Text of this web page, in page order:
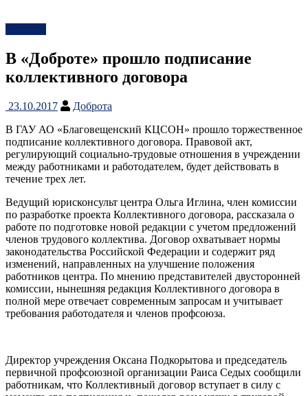
В «Доброте» прошло подписание
коллективного договора
23.10.2017
Доброта
В ГАУ АО «Благовещенский КЦСОН» прошло торжественное
подписание коллективного договора. Правовой акт,
регулирующий социально-трудовые отношения в учреждении
между работниками и работодателем, будет действовать в
течение трех лет.
Ведущий юрисконсульт центра Ольга Иглина, член комиссии
по разработке проекта Коллективного договора, рассказала о
работе по подготовке новой редакции с учетом предложений
членов трудового коллектива. Договор охватывает нормы
законодательства Российской Федерации и содержит ряд
изменений, направленных на улучшение положения
работников центра. По мнению представителей двусторонней
комиссии, нынешняя редакция Коллективного договора в
полной мере отвечает современным запросам и учитывает
требования работодателя и членов профсоюза.
Директор учреждения Оксана Подкорытова и председатель
первичной профсоюзной организации Раиса Седых сообщили
работникам, что Коллективный договор вступает в силу с